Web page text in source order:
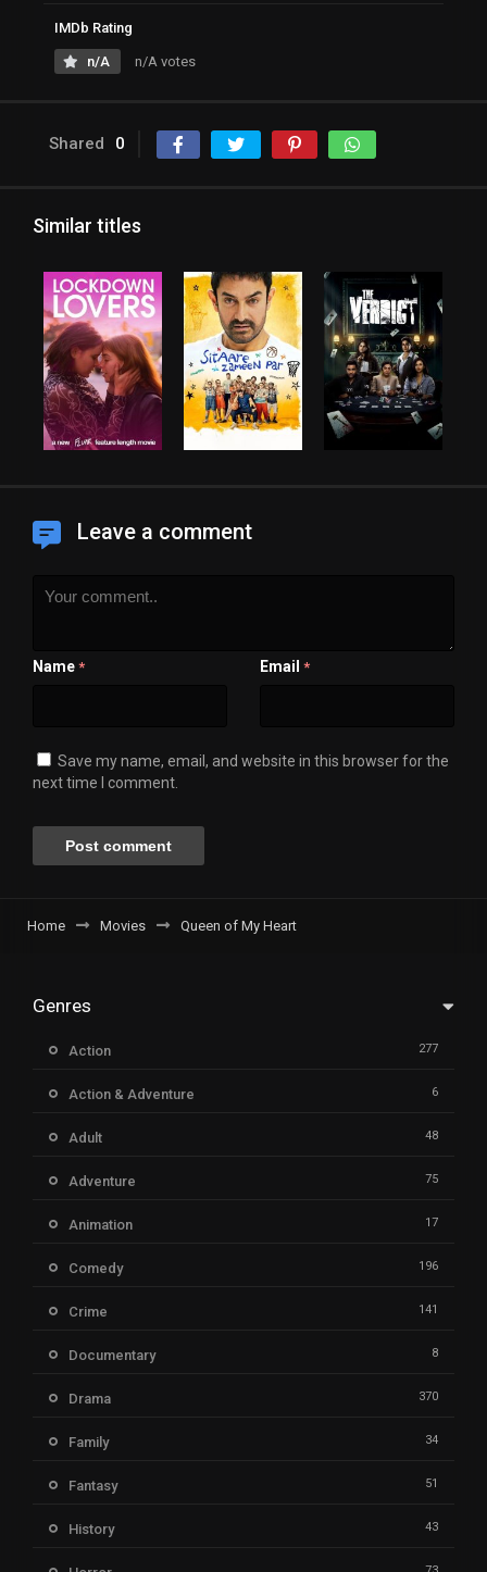
IMDb Rating
n/A n/A votes
Shared 0
Similar titles
Leave a comment
Name * Email *
Save my name, email, and website in this browser for the
next time I comment.
Home Movies Queen of My Heart
Genres
Action 277
Action & Adventure 6
Adult 48
Adventure 75
Animation 17
Comedy 196
Crime 141
Documentary 8
Drama 370
Family 34
Fantasy 51
History 43